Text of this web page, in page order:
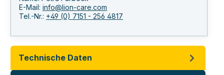
E-Mail: info@lion-care.com
Tel.-Nr.: +49 (0) 7151 - 256 4817
Technische Daten